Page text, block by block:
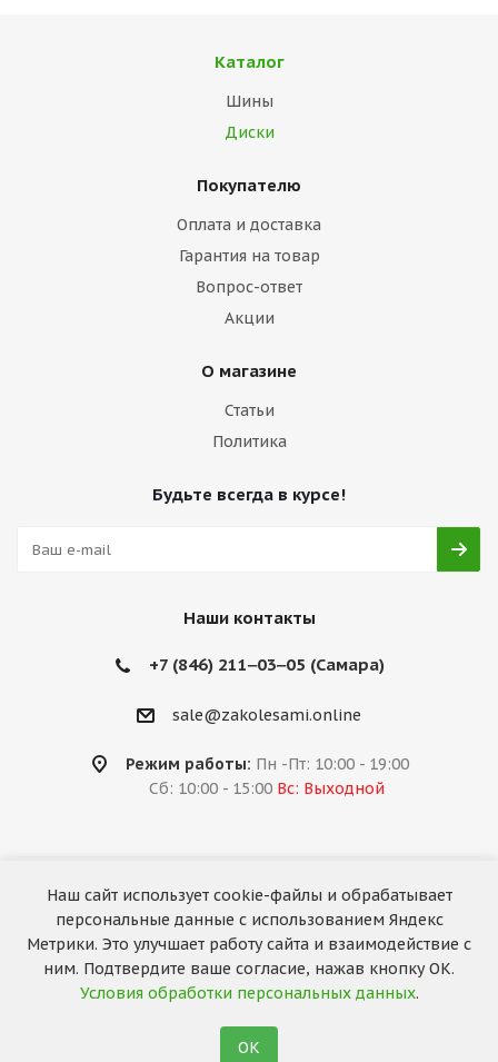
Каталог
Шины
Диски
Покупателю
Оплата и доставка
Гарантия на товар
Вопрос-ответ
Акции
О магазине
Статьи
Политика
Будьте всегда в курсе!
Наши контакты
+7 (846) 211‒03‒05 (Самара)
sale@zakolesami.online
Режим работы: Пн -Пт: 10:00 - 19:00
Сб: 10:00 - 15:00 Вс: Выходной
2026 © «За колёсами.Online»
Запуск сайта —RuMaster
Наш сайт использует cookie-файлы и обрабатывает
персональные данные с использованием Яндекс
Метрики. Это улучшает работу сайта и взаимодействие с
ним. Подтвердите ваше согласие, нажав кнопку ОК.
Условия обработки персональных данных.
ОК